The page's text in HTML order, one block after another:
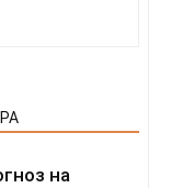
на